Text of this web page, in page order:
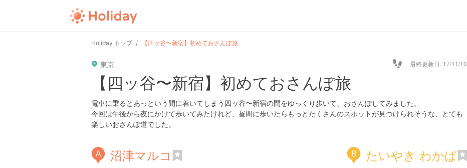
Holiday トップ 【四ッ谷〜新宿】初めておさんぽ旅
東京 最終更新日: 17/11/10
【四ッ谷〜新宿】初めておさんぽ旅
電車に乗るとあっという間に着いてしまう四ッ谷〜新宿の間をゆっくり歩いて、おさんぽしてみました。
今回は午後から夜にかけて歩いてみたけれど、昼間に歩いたらもっとたくさんのスポットが見つけられそうな、とても
楽しいおさんぽ道でした。
A 沼津マルコ B たいやき わかば